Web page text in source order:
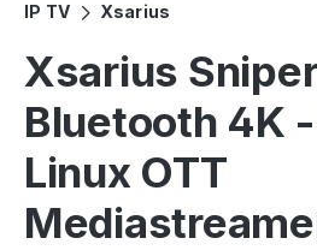
IP TV Xsarius
Xsarius
Bluetooth 4K
Linux OTT